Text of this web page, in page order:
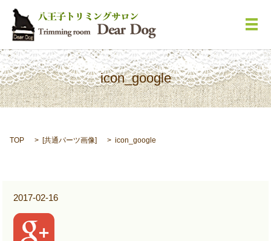
メ
icon_google
TOP [共通パーツ画像] icon_google
2017-02-16